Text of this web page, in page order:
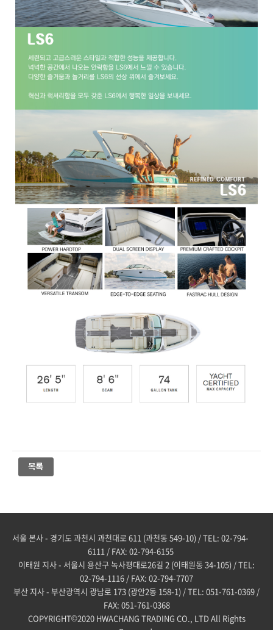
서울 본사 - 경기도 과천시 과천대로 611 (과천동 549-10) / TEL: 02-794-
6111 / FAX: 02-794-6155
이태원 지사 - 서울시 용산구 녹사평대로26길 2 (이태원동 34-105) / TEL:
02-794-1116 / FAX: 02-794-7707
부산 지사 - 부산광역시 광남로 173 (광안2동 158-1) / TEL: 051-761-0369 /
FAX: 051-761-0368
COPYRIGHT©2020 HWACHANG TRADING CO., LTD All Rights